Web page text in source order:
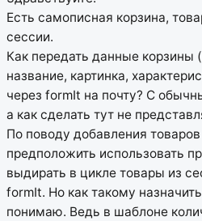
Есть самописная корзина,
сессии.
Как передать данные
название, картинка,
через formIt на почту? С
а как сделать тут не
По поводу добавления
предположить использовать
выдирать в цикле товары из
formIt. Но как такому
понимаю. Ведь в шаблоне